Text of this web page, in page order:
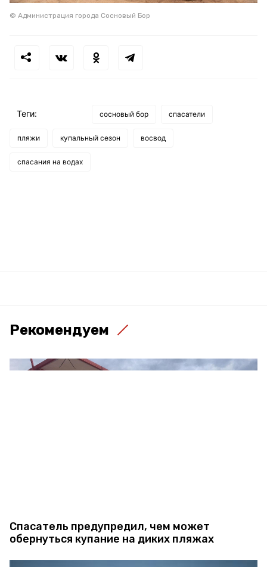
© Администрация города Сосновый Бор
Теги: сосновый бор спасатели
пляжи купальный сезон восвод
спасания на водах
Рекомендуем
Спасатель предупредил, чем может
обернуться купание на диких пляжах